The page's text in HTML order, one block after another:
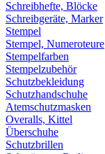
Schreibhefte, Blöcke
Schreibgeräte, Marker
Stempel
Stempel, Numeroteure
Stempelfarben
Stempelzubehör
Schutzbekleidung
Schutzhandschuhe
Atemschutzmasken
Overalls, Kittel
Überschuhe
Schutzbrillen